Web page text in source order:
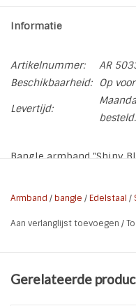
Informatie
Artikelnummer:
AR
Beschikbaarheid:
Op
Levertijd:
Bangle armband "Shiny
armban dis rond en
Armband /bangle /Edelstaal /
Aan verlanglijst toevoegen /
Gerelateerde